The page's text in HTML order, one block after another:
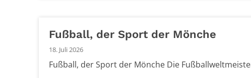
Fußball, der Sport der Mönche
18. Juli 2026
Fußball, der Sport der Mönche Die